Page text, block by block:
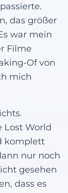
das größer
war mein
Filme
Of von
mich
Lost World
komplett
nur noch
gesehen
dass es